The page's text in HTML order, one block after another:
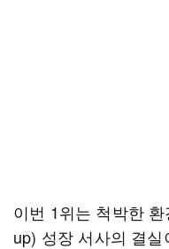
이번 1위는 척박한
up) 성장 서사의 결